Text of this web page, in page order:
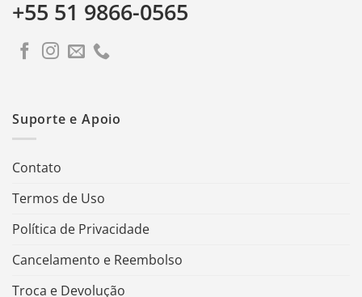
+55 51 9866-0565
Suporte e Apoio
Contato
Termos de Uso
Política de Privacidade
Cancelamento e Reembolso
Troca e Devolução